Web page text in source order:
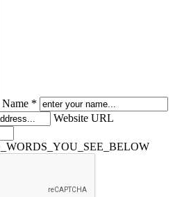
Name *
Website URL